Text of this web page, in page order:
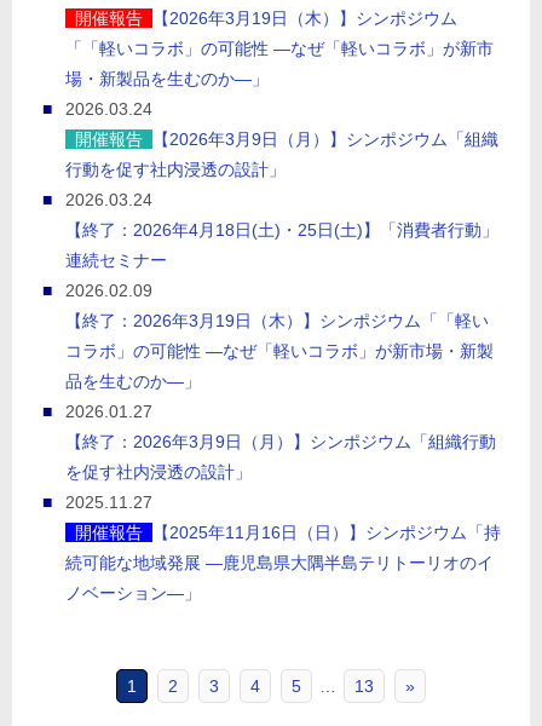
開催報告
【2026年3月19日（木）】シンポジウム
「「軽いコラボ」の可能性 ―なぜ「軽いコラボ」が新市
場・新製品を生むのか―」
2026.03.24
開催報告
【2026年3月9日（月）】シンポジウム「組織
行動を促す社内浸透の設計」
2026.03.24
【終了：2026年4月18日(土)・25日(土)】「消費者行動」
連続セミナー
2026.02.09
【終了：2026年3月19日（木）】シンポジウム「「軽い
コラボ」の可能性 ―なぜ「軽いコラボ」が新市場・新製
品を生むのか―」
2026.01.27
【終了：2026年3月9日（月）】シンポジウム「組織行動
を促す社内浸透の設計」
2025.11.27
開催報告
【2025年11月16日（日）】シンポジウム「持
続可能な地域発展 ―鹿児島県大隅半島テリトーリオのイ
ノベーション―」
1 2 3 4 5 13 »